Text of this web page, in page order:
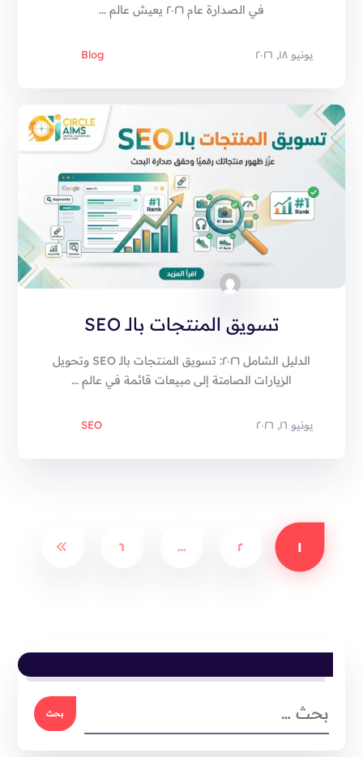
Blog يونيو ١٨, ٢٠٢٦
في الصدارة عام ٢٠٢٦ يعيش عالم ...
تسويق المنتجات بالـ SEO
SEO يونيو ١٦, ٢٠٢٦
الدليل الشامل ٢٠٢٦: تسويق المنتجات بالـ SEO وتحويل
الزيارات الصامتة إلى مبيعات قائمة في عالم ...
١ ٢ … ٦